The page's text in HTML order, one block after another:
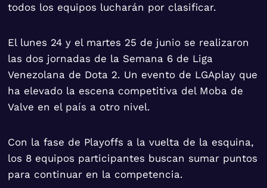
todos los equipos lucharán por clasificar.
El lunes 24 y el martes 25 de junio se realizaron
las dos jornadas de la Semana 6 de Liga
Venezolana de Dota 2. Un evento de LGAplay que
ha elevado la escena competitiva del Moba de
Valve en el país a otro nivel.
Con la fase de Playoffs a la vuelta de la esquina,
los 8 equipos participantes buscan sumar puntos
para continuar en la competencia.